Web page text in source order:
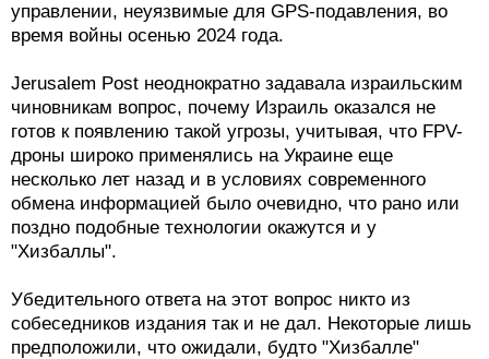
управлении, неуязвимые для GPS-подавления, во
время войны осенью 2024 года.
Jerusalem Post неоднократно задавала израильским
чиновникам вопрос, почему Израиль оказался не
готов к появлению такой угрозы, учитывая, что FPV-
дроны широко применялись на Украине еще
несколько лет назад и в условиях современного
обмена информацией было очевидно, что рано или
поздно подобные технологии окажутся и у
"Хизбаллы".
Убедительного ответа на этот вопрос никто из
собеседников издания так и не дал. Некоторые лишь
предположили, что ожидали, будто "Хизбалле"